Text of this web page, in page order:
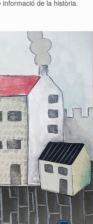
de la història.